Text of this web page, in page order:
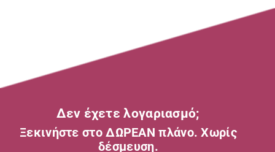
Δεν έχετε λογαριασμό;
Ξεκινήστε στο ΔΩΡΕΑΝ πλάνο. Χωρίς
δέσμευση.